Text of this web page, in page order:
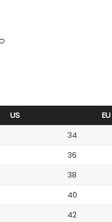
US
EU
34
36
38
40
42